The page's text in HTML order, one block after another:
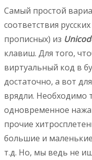
Самый простой
соответствия
прописных) из
клавиш. Для того,
виртуальный код в
достаточно, а вот
врядли. Необходимо
одновременное
прочие
большие и
т.д. Но, мы ведь не